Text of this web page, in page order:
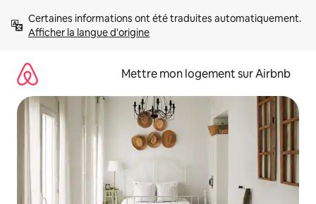
directement
Afficher la langue d'origine
Mettre mon logement sur Airbnb